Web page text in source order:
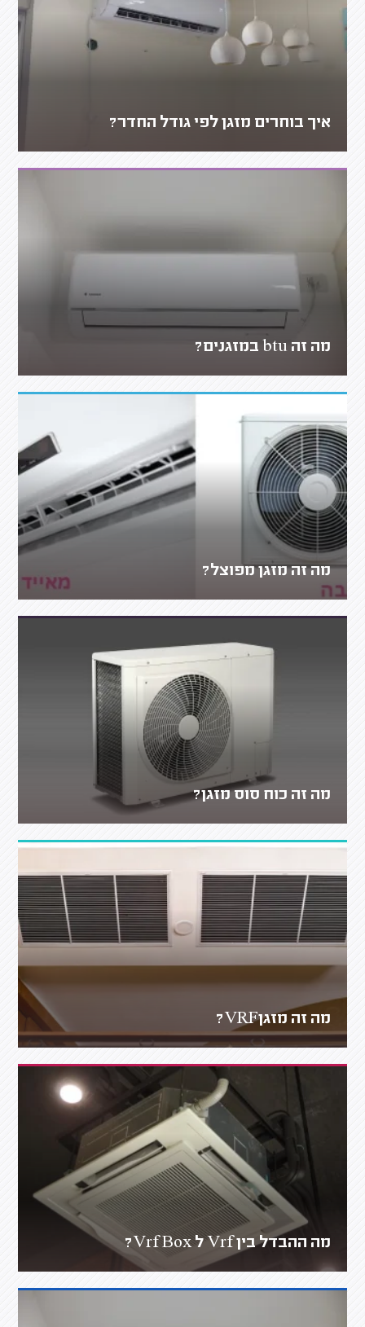
איך בוחרים מזגן לפי גודל החדר?
מה זה btu במזגנים?
מה זה מזגן מפוצל?
מה זה כוח סוס מזגן?
מה זה מזגןVRF?
מה ההבדל בין Vrf ל Vrf Box?